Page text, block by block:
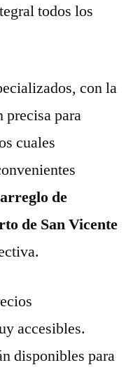
todos los
con la
para
cuales
arreglo de
de San Vicente
accesibles.
disponibles para